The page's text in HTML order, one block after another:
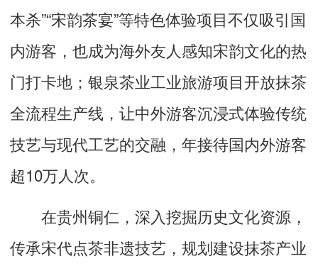
本杀”“宋韵茶宴”等特色体验项目不仅吸引国
内游客，也成为海外友人感知宋韵文化的热
门打卡地；银泉茶业工业旅游项目开放抹茶
全流程生产线，让中外游客沉浸式体验传统
技艺与现代工艺的交融，年接待国内外游客
超10万人次。
在贵州铜仁，深入挖掘历史文化资源，
传承宋代点茶非遗技艺，规划建设抹茶产业